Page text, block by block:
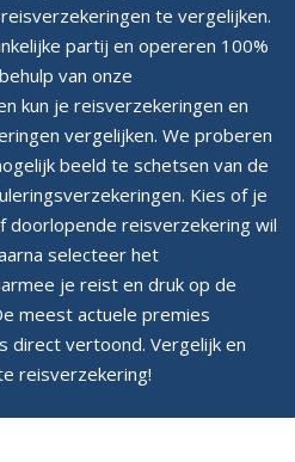
te vergelijken.
partij en opereren 100%
van onze
kun je reisverzekeringen en
vergelijken. We proberen
beeld te schetsen van de
Kies of je
doorlopende reisverzekering wil
selecteer het
je reist en druk op de
meest actuele premies
direct vertoond. Vergelijk en
reisverzekering!